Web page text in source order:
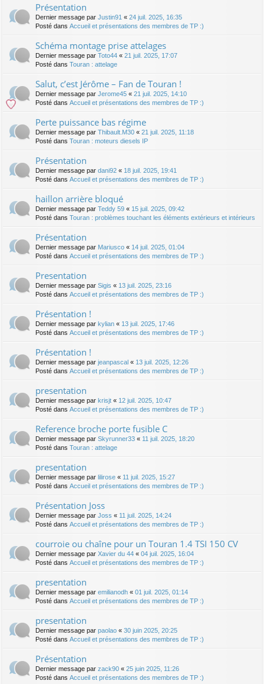
Présentation
Dernier message par Justin91 « 24 juil. 2025, 16:35
Posté dans Accueil et présentations des membres de TP :)
Schéma montage prise attelages
Dernier message par Toto44 « 21 juil. 2025, 17:07
Posté dans Touran : attelage
Salut, c’est Jérôme – Fan de Touran !
Dernier message par Jerome45 « 21 juil. 2025, 14:10
Posté dans Accueil et présentations des membres de TP :)
Perte puissance bas régime
Dernier message par Thibault.M30 « 21 juil. 2025, 11:18
Posté dans Touran : moteurs diesels IP
Présentation
Dernier message par dani92 « 18 juil. 2025, 19:41
Posté dans Accueil et présentations des membres de TP :)
haillon arrière bloqué
Dernier message par Teddy 59 « 15 juil. 2025, 09:42
Posté dans Touran : problèmes touchant les éléments extérieurs et intérieurs
Présentation
Dernier message par Mariusco « 14 juil. 2025, 01:04
Posté dans Accueil et présentations des membres de TP :)
Presentation
Dernier message par Sigis « 13 juil. 2025, 23:16
Posté dans Accueil et présentations des membres de TP :)
Présentation !
Dernier message par kylian « 13 juil. 2025, 17:46
Posté dans Accueil et présentations des membres de TP :)
Présentation !
Dernier message par jeanpascal « 13 juil. 2025, 12:26
Posté dans Accueil et présentations des membres de TP :)
presentation
Dernier message par krisjt « 12 juil. 2025, 10:47
Posté dans Accueil et présentations des membres de TP :)
Reference broche porte fusible C
Dernier message par Skyrunner33 « 11 juil. 2025, 18:20
Posté dans Touran : attelage
presentation
Dernier message par lilirose « 11 juil. 2025, 15:27
Posté dans Accueil et présentations des membres de TP :)
Présentation Joss
Dernier message par Joss « 11 juil. 2025, 14:24
Posté dans Accueil et présentations des membres de TP :)
courroie ou chaîne pour un Touran 1.4 TSI 150 CV
Dernier message par Xavier du 44 « 04 juil. 2025, 16:04
Posté dans Accueil et présentations des membres de TP :)
presentation
Dernier message par emilianodh « 01 juil. 2025, 01:14
Posté dans Accueil et présentations des membres de TP :)
presentation
Dernier message par paolao « 30 juin 2025, 20:25
Posté dans Accueil et présentations des membres de TP :)
Présentation
Dernier message par zack90 « 25 juin 2025, 11:26
Posté dans Accueil et présentations des membres de TP :)